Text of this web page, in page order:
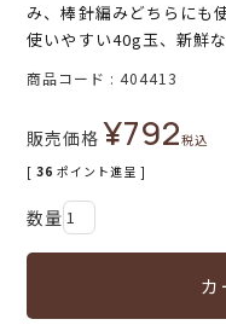
み、棒針編みどちらにも
使いやすい40g玉、新鮮
商品コード 404413
販売価格 ¥792税込
[ 36 ポイント進呈 ]
カ